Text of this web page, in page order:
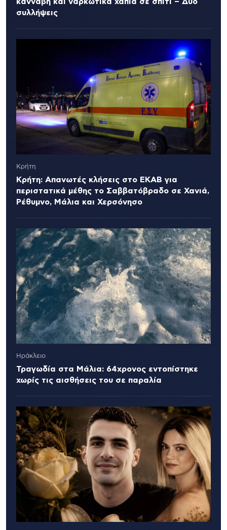
συλλήψεις
Κρήτη
Κρήτη: Απανωτές κλήσεις στο ΕΚΑΒ για
περιστατικά μέθης το Σαββατόβραδο σε Χανιά,
Ρέθυμνο, Μάλια και Χερσόνησο
Ηράκλειο
Τραγωδία στα Μάλια: 64χρονος εντοπίστηκε
χωρίς τις αισθήσεις του σε παραλία